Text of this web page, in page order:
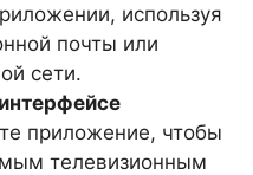
используя
почты или
сети.
приложение, чтобы
телевизионным